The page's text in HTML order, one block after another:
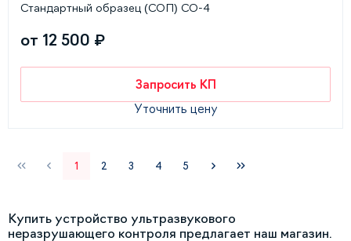
Стандартный образец (СОП) СО-4
от 12 500 ₽
Запросить КП
Уточнить цену
1 2 3 4 5
Купить устройство ультразвукового
неразрушающего контроля предлагает наш магазин.